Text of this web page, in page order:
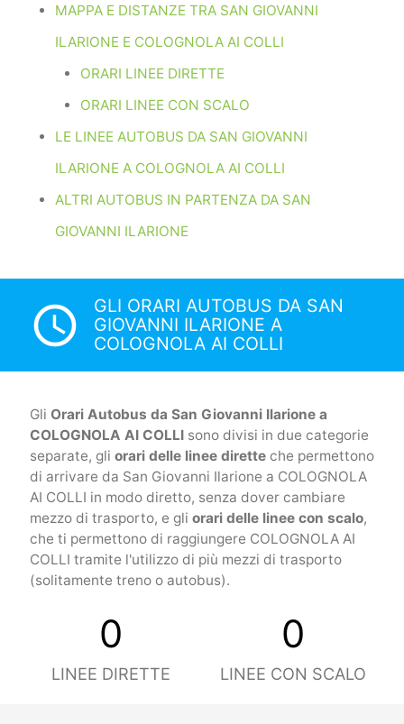
MAPPA E DISTANZE TRA SAN GIOVANNI
ILARIONE E COLOGNOLA AI COLLI
ORARI LINEE DIRETTE
ORARI LINEE CON SCALO
LE LINEE AUTOBUS DA SAN GIOVANNI
ILARIONE A COLOGNOLA AI COLLI
ALTRI AUTOBUS IN PARTENZA DA SAN
GIOVANNI ILARIONE
access_time
GLI ORARI AUTOBUS DA SAN
GIOVANNI ILARIONE A
COLOGNOLA AI COLLI
Gli Orari Autobus da San Giovanni Ilarione a
COLOGNOLA AI COLLIsono divisi in due categorie
separate, gli orari delle linee diretteche permettono
di arrivare da San Giovanni Ilarione a COLOGNOLA
AI COLLI in modo diretto, senza dover cambiare
mezzo di trasporto, e gli orari delle linee con scalo,
che ti permettono di raggiungere COLOGNOLA AI
COLLI tramite l'utilizzo di più mezzi di trasporto
(solitamente treno o autobus).
0
LINEE DIRETTE
0
LINEE CON SCALO